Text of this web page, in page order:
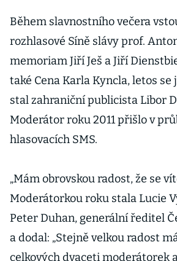
Během slavnostního večera
rozhlasové Síně slávy prof.
memoriam Jiří Ješ a Jiří
také Cena Karla Kyncla, letos
stal zahraniční publicista Libor
Moderátor roku 2011 přišlo v
hlasovacích SMS.
„Mám obrovskou radost, že se
Moderátorkou roku stala Lucie
Peter Duhan, generální ředitel
a dodal: „Stejně velkou radost
celkových dvaceti moderátorek